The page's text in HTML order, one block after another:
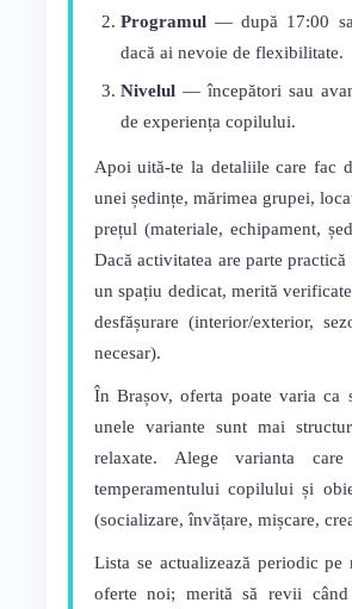
Programul— după 17:00
dacă ai nevoie de flexibilitate.
Nivelul— începători sau
de experiența copilului.
Apoi uită-te la detaliile care fac
unei ședințe, mărimea grupei,
prețul (materiale, echipament,
Dacă activitatea are parte
un spațiu dedicat, merită
desfășurare (interior/exterior,
necesar).
În Brașov, oferta poate varia ca
unele variante sunt mai
relaxate. Alege varianta
temperamentului copilului și
(socializare, învățare, mișcare,
Lista se actualizează periodic pe
oferte noi; merită să revii